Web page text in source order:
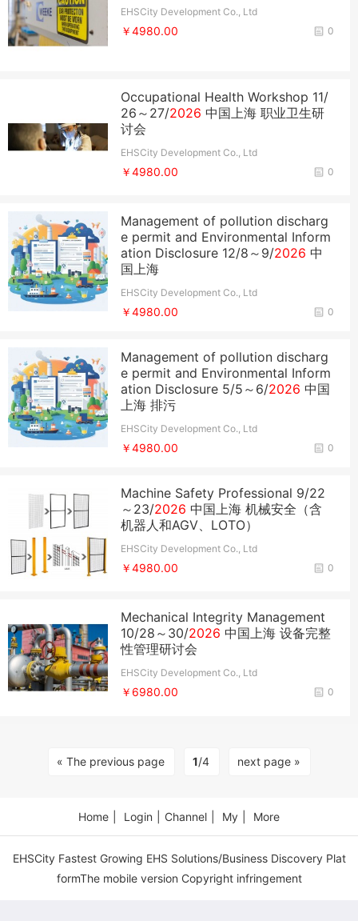
EHSCity Development Co., Ltd
0
￥4980.00
Occupational Health Workshop 11/
26～27/2026 中国上海 职业卫生研
讨会
EHSCity Development Co., Ltd
0
￥4980.00
Management of pollution discharg
e permit and Environmental Inform
ation Disclosure ​12/8～9/2026 中
国上海
EHSCity Development Co., Ltd
0
￥4980.00
Management of pollution discharg
e permit and Environmental Inform
ation Disclosure 5/5～6/2026 中国
上海 排污
EHSCity Development Co., Ltd
0
￥4980.00
Machine Safety Professional 9/22
～23/2026 中国上海 机械安全（含
机器人和AGV、LOTO）
EHSCity Development Co., Ltd
0
￥4980.00
Mechanical Integrity Management ​
10/28～30/2026 中国上海 ​设备完整
性管理研讨会
EHSCity Development Co., Ltd
0
￥6980.00
« The previous page 1/4 next page »
Home Login Channel My More
EHSCity Fastest Growing EHS Solutions/Business Discovery Plat
formThe mobile version Copyright infringement